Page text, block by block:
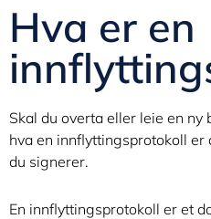
Hva er en
Skal du overta eller leie en ny
hva en innflyttingsprotokoll er
du signerer.
En innflyttingsprotokoll er et